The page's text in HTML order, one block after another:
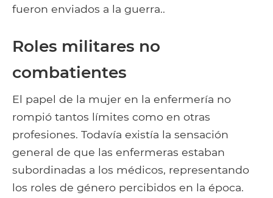
fueron enviados a la guerra..
Roles militares no
combatientes
El papel de la mujer en la enfermería no
rompió tantos límites como en otras
profesiones. Todavía existía la sensación
general de que las enfermeras estaban
subordinadas a los médicos, representando
los roles de género percibidos en la época.